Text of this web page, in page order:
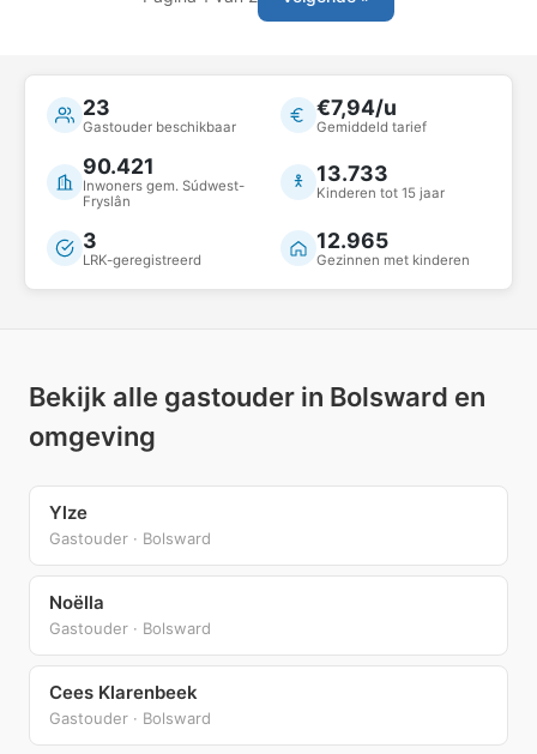
23
Gastouder beschikbaar
€7,94/u
Gemiddeld tarief
90.421
Inwoners gem. Súdwest-
Fryslân
13.733
Kinderen tot 15 jaar
3
LRK-geregistreerd
12.965
Gezinnen met kinderen
Bekijk alle gastouder in Bolsward en
omgeving
Ylze
Gastouder · Bolsward
Noëlla
Gastouder · Bolsward
Cees Klarenbeek
Gastouder · Bolsward